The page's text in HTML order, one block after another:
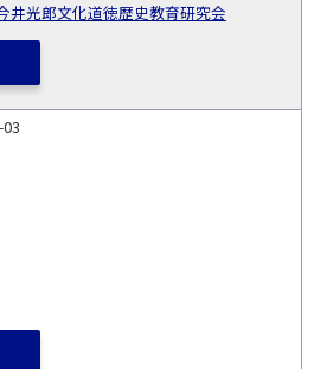
光郎文化道徳歴史教育研究会